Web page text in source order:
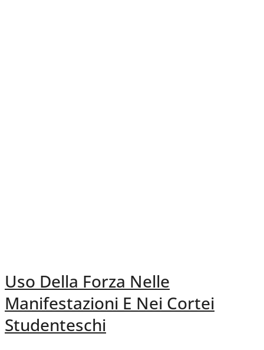
Uso Della Forza Nelle
Manifestazioni E Nei Cortei
Studenteschi